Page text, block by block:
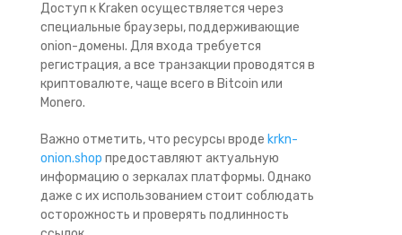
Доступ к Kraken осуществляется через
специальные браузеры, поддерживающие
onion-домены. Для входа требуется
регистрация, а все транзакции проводятся в
криптовалюте, чаще всего в Bitcoin или
Monero.
Важно отметить, что ресурсы вроде krkn-
onion.shop предоставляют актуальную
информацию о зеркалах платформы. Однако
даже с их использованием стоит соблюдать
осторожность и проверять подлинность